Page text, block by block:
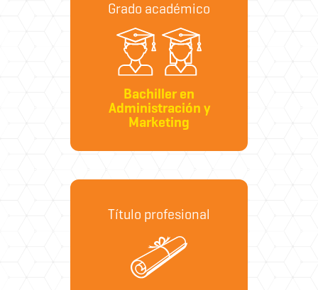
Grado académico
Bachiller en
Administración y
Marketing
Título profesional